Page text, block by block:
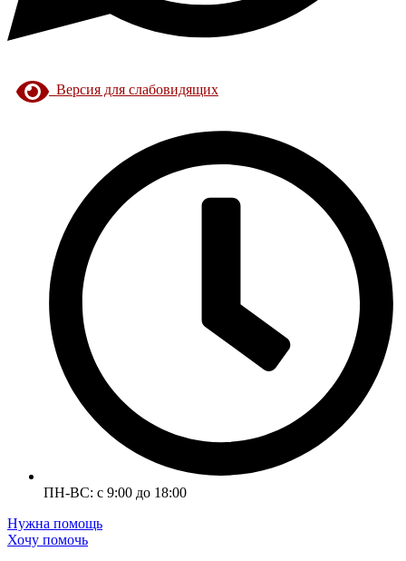
Версия для слабовидящих
ПН-ВС: с 9:00 до 18:00
Нужна помощь
Хочу помочь